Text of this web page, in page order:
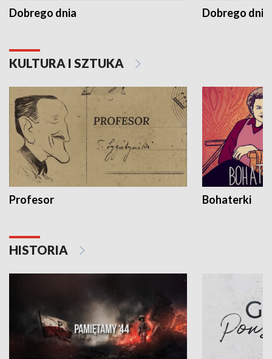
Dobrego dnia Dobrego dnia
KULTURA I SZTUKA
Profesor Bohaterki
HISTORIA